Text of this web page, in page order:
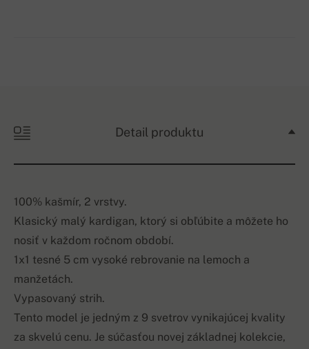
Detail produktu
100% kašmír, 2 vrstvy.
Klasický malý kardigan, ktorý si obľúbite a môžete ho
nosiť v každom ročnom období.
1x1 tesné 5 cm vysoké rebrovanie na lemoch a
manžetách.
Vypasovaný strih.
Tento model je jedným z 9 svetrov vynikajúcej kvality
za skvelú cenu. Je súčasťou novej základnej kolekcie,